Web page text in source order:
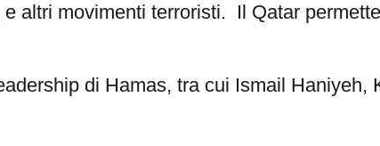
altri movimenti terroristi. Il Qatar
di Hamas, tra cui Ismail